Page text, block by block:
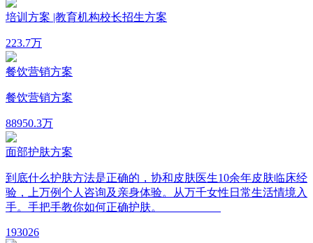
培训方案 |教育机构校长招生方案
223.7万
餐饮营销方案
餐饮营销方案
88950.3万
面部护肤方案
到底什么护肤方法是正确的，协和皮肤医生10余年皮肤临床经
验，上万例个人咨询及亲身体验。从万千女性日常生活情境入
手。手把手教你如何正确护肤。
193026